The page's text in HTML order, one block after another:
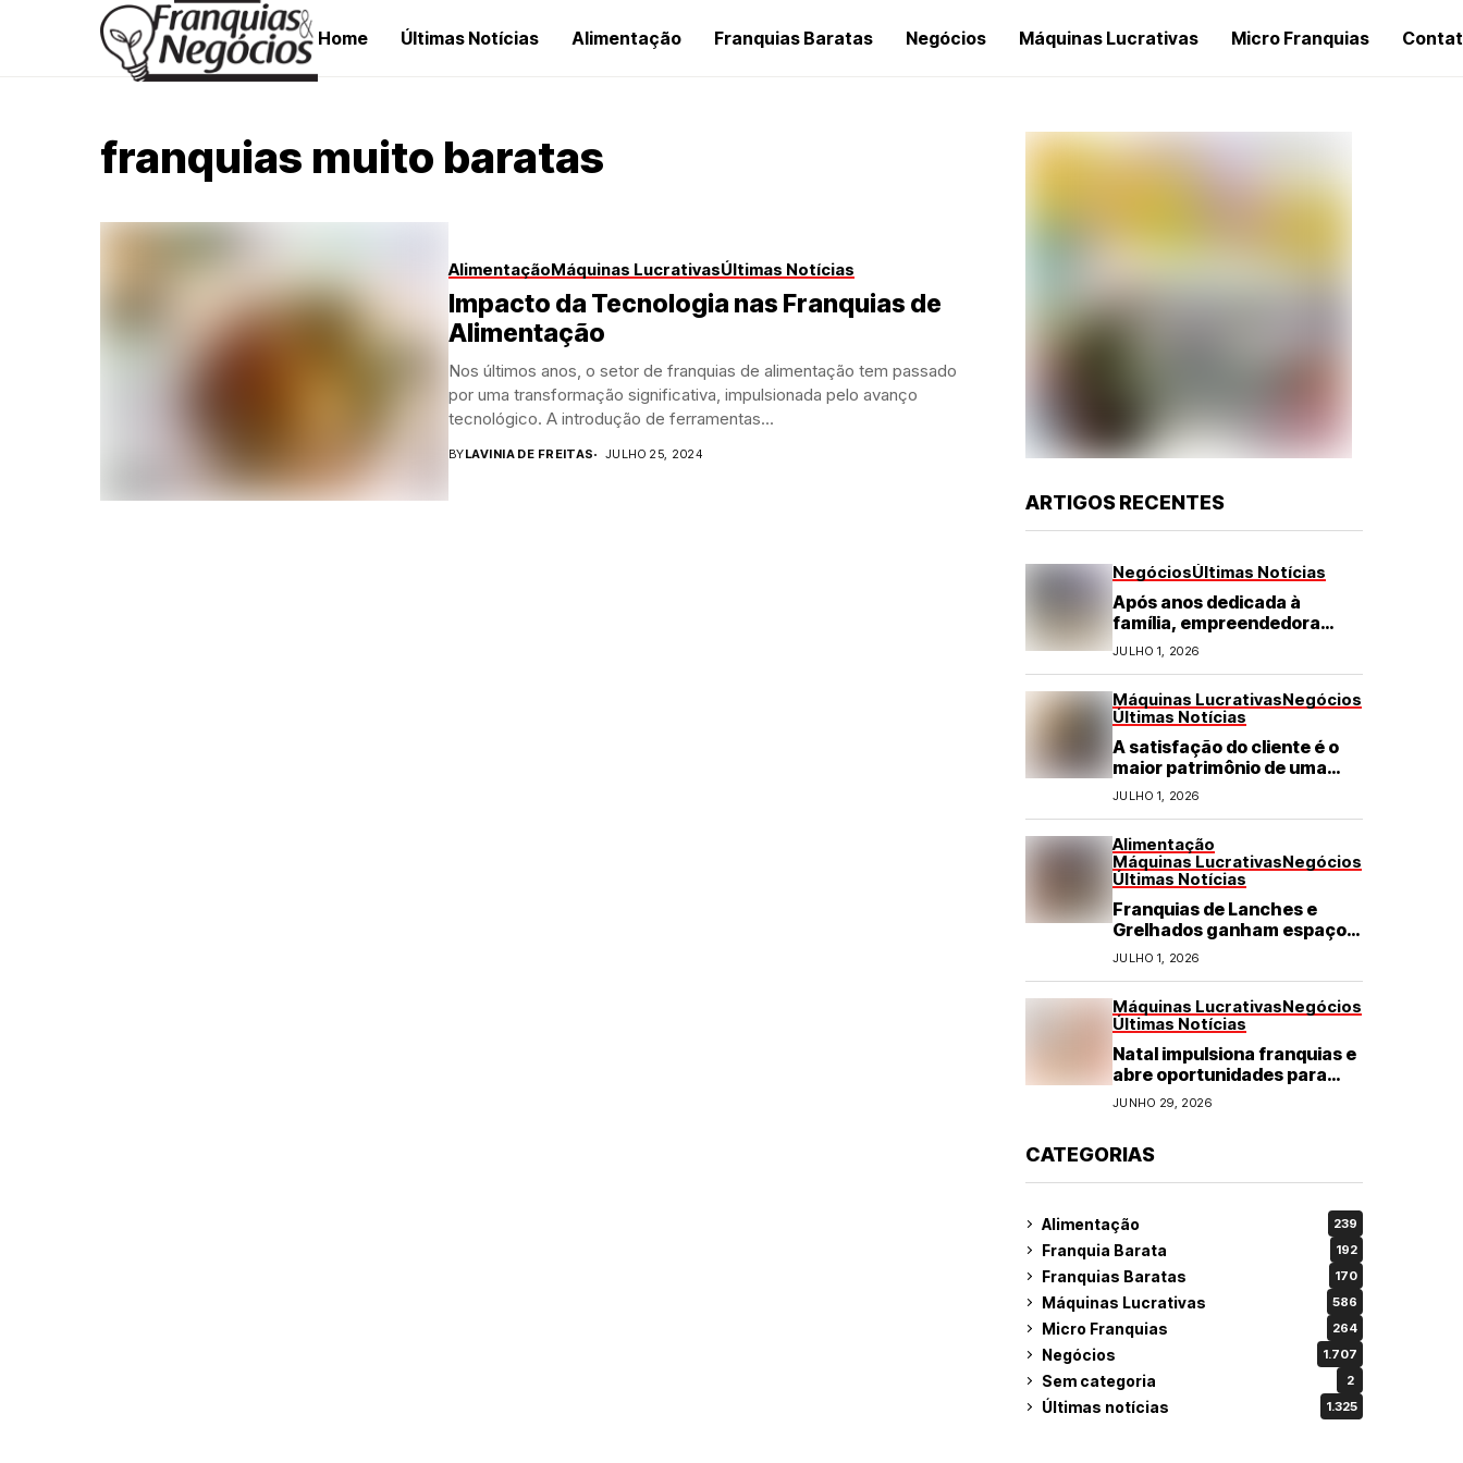
Home Últimas Notícias Alimentação Franquias Baratas Negócios Máquinas Lucrativas Micro Franquias
franquias muito baratas
AlimentaçãoMáquinas LucrativasÚltimas Notícias
Impacto da Tecnologia nas Franquias de
Alimentação
Nos últimos anos, o setor de franquias de alimentação tem passado
por uma transformação significativa, impulsionada pelo avanço
tecnológico. A introdução de ferramentas...
BYLAVINIA DE FREITAS JULHO 25, 2024
ARTIGOS RECENTES
NegóciosÚltimas Notícias
Após anos dedicada à
família, empreendedora
transforma franquia de
turismo em negócio de
JULHO 1, 2026
Máquinas LucrativasNegócios
Últimas Notícias
A satisfação do cliente é o
maior patrimônio de uma
franquia
JULHO 1, 2026
Alimentação
Máquinas LucrativasNegócios
Últimas Notícias
Franquias de Lanches e
Grelhados ganham espaço
com demanda por refeições
rápidas e de qualidade
JULHO 1, 2026
Máquinas LucrativasNegócios
Últimas Notícias
Natal impulsiona franquias e
abre oportunidades para
diversos segmentos do
JUNHO 29, 2026
CATEGORIAS
Alimentação 239
Franquia Barata 192
Franquias Baratas 170
Máquinas Lucrativas 586
Micro Franquias 264
Negócios 1.707
Sem categoria 2
Últimas notícias 1.325